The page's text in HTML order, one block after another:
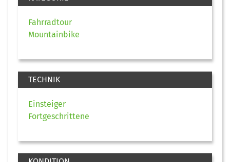
Fahrradtour
Mountainbike
TECHNIK
Einsteiger
Fortgeschrittene